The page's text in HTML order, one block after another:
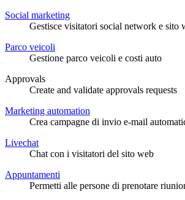
Social marketing
Gestisce visitatori social network e sito
Parco veicoli
Gestione parco veicoli e costi auto
Approvals
Create and validate approvals requests
Marketing automation
Crea campagne di invio e-mail
Livechat
Chat con i visitatori del sito web
Appuntamenti
Permetti alle persone di prenotare